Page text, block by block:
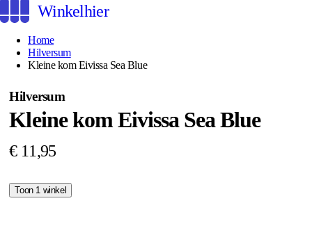
Winkelhier
Home
Hilversum
Kleine kom Eivissa Sea Blue
Hilversum
Kleine kom Eivissa Sea Blue
€ 11,95
Toon 1 winkel